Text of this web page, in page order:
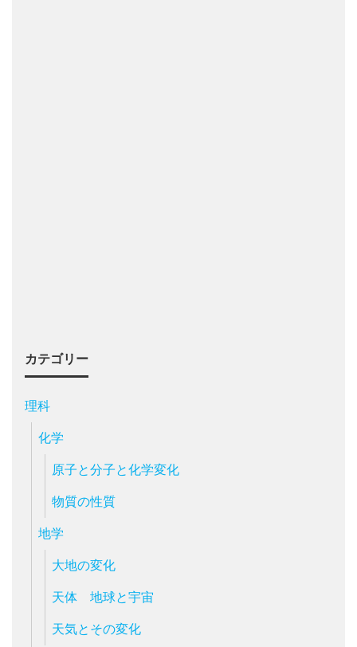
カテゴリー
理科
化学
原子と分子と化学変化
物質の性質
地学
大地の変化
天体 地球と宇宙
天気とその変化